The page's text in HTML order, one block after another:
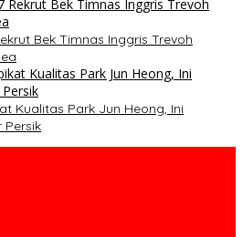
Bek Timnas Inggris Trevoh
Kualitas Park Jun Heong, Ini
Persik